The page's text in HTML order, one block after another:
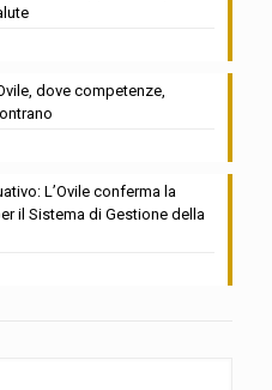
dove competenze,
L’Ovile conferma la
il Sistema di Gestione della